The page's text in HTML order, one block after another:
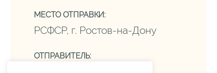
МЕСТО ОТПРАВКИ:
РСФСР, г. Ростов-на-Дону
ОТПРАВИТЕЛЬ: